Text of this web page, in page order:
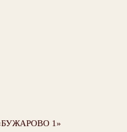
1»